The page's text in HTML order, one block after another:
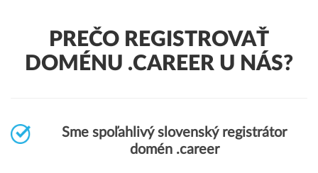
PREČO REGISTROVAŤ
DOMÉNU .CAREER U NÁS?
Sme spoľahlivý slovenský registrátor
domén .career